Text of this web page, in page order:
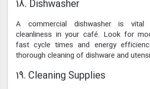
18. Dishwasher
A commercial dishwasher is vital
cleanliness in your café. Look for
fast cycle times and energy
thorough cleaning of dishware and
19. Cleaning Supplies